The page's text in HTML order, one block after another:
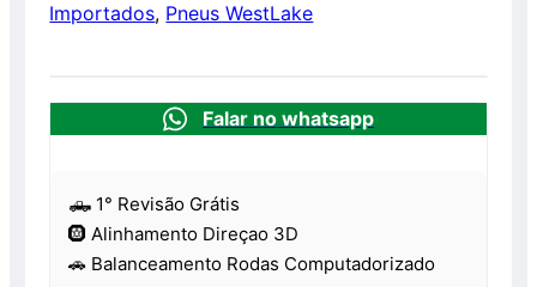
Importados, Pneus WestLake
Falar no whatsapp
🛻 1° Revisão Grátis
🛞 Alinhamento Direçao 3D
🚗 Balanceamento Rodas Computadorizado